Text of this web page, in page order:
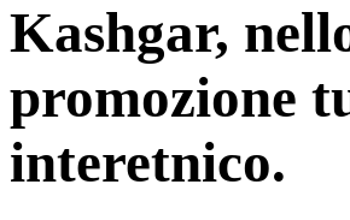
Kashgar,
promozione
interetnico.